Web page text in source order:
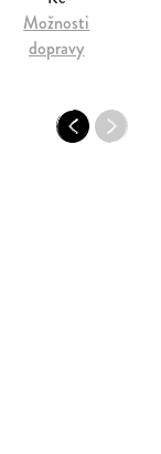
Možnosti
dopravy
PreviousNext